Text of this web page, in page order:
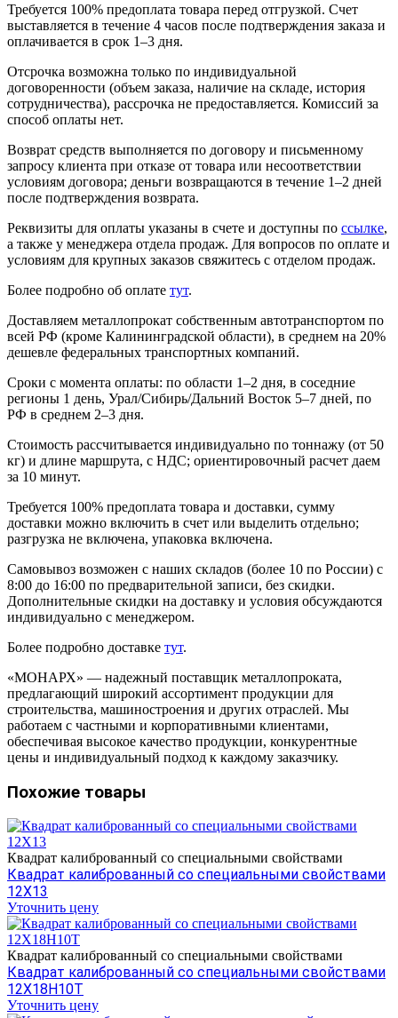
Требуется 100% предоплата товара перед отгрузкой. Счет
выставляется в течение 4 часов после подтверждения заказа и
оплачивается в срок 1–3 дня.
Отсрочка возможна только по индивидуальной
договоренности (объем заказа, наличие на складе, история
сотрудничества), рассрочка не предоставляется. Комиссий за
способ оплаты нет.
Возврат средств выполняется по договору и письменному
запросу клиента при отказе от товара или несоответствии
условиям договора; деньги возвращаются в течение 1–2 дней
после подтверждения возврата.
Реквизиты для оплаты указаны в счете и доступны по ссылке,
а также у менеджера отдела продаж. Для вопросов по оплате и
условиям для крупных заказов свяжитесь с отделом продаж.
Более подробно об оплате тут.
Доставляем металлопрокат собственным автотранспортом по
всей РФ (кроме Калининградской области), в среднем на 20%
дешевле федеральных транспортных компаний.
Сроки с момента оплаты: по области 1–2 дня, в соседние
регионы 1 день, Урал/Сибирь/Дальний Восток 5–7 дней, по
РФ в среднем 2–3 дня.
Стоимость рассчитывается индивидуально по тоннажу (от 50
кг) и длине маршрута, с НДС; ориентировочный расчет даем
за 10 минут.
Требуется 100% предоплата товара и доставки, сумму
доставки можно включить в счет или выделить отдельно;
разгрузка не включена, упаковка включена.
Самовывоз возможен с наших складов (более 10 по России) с
8:00 до 16:00 по предварительной записи, без скидки.
Дополнительные скидки на доставку и условия обсуждаются
индивидуально с менеджером.
Более подробно доставке тут.
«МОНАРХ» — надежный поставщик металлопроката,
предлагающий широкий ассортимент продукции для
строительства, машиностроения и других отраслей. Мы
работаем с частными и корпоративными клиентами,
обеспечивая высокое качество продукции, конкурентные
цены и индивидуальный подход к каждому заказчику.
Похожие товары
Квадрат калиброванный со специальными свойствами
Квадрат калиброванный со специальными свойствами
12Х13
Уточнить цену
Квадрат калиброванный со специальными свойствами
Квадрат калиброванный со специальными свойствами
12Х18Н10Т
Уточнить цену